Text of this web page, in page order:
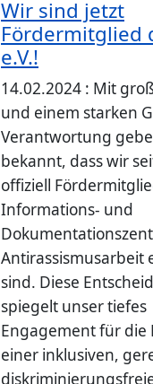
Wir sind jetzt
Fördermitglied
e.V.!
14.02.2024 : Mit
und einem starken
Verantwortung
bekannt, dass wir
offiziell
Informations- und
Antirassismusarbeit
sind. Diese
spiegelt unser tiefes
Engagement für die
einer inklusiven,